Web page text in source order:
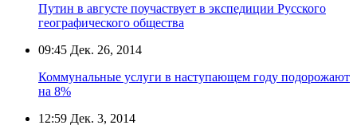
Путин в августе поучаствует в экспедиции Русского
географического общества
09:45 Дек. 26, 2014
Коммунальные услуги в наступающем году подорожают
на 8%
12:59 Дек. 3, 2014